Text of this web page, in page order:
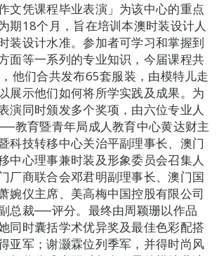
文凭课程毕业表演」为该中心的重点
期18个月，旨在培训本澳时装设计人
装设计水准。参加者可学习和掌握到
面等一系列的专业知识，今届课程共
他们合共发布65套服装，由模特儿走
展示他们如何将所学实践及成果。为
演同时颁发多个奖项，由六位专业人
教育暨青年局成人教育中心黄达财主
科技转移中心关治平副理事长、澳门
中心理事兼时装及形象委员会召集人
厂商联合会邓君明副理事长、澳门国
婉仪主席、美高梅中国控股有限公司
总裁──评分。最终由周颖珊以作品
同时囊括学术优异奖及最佳色彩配搭
亚军；谢灏霖位列季军，并得时尚风